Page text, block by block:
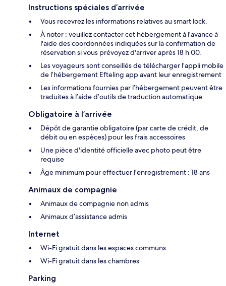
Instructions spéciales d’arrivée
Vous recevrez les informations relatives au smart lock.
À noter : veuillez contacter cet hébergement à l'avance à
l'aide des coordonnées indiquées sur la confirmation de
réservation si vous prévoyez d'arriver après 18 h 00.
Les voyageurs sont conseillés de télécharger l’appli mobile
de l’hébergement Efteling app avant leur enregistrement
Les informations fournies par l’hébergement peuvent être
traduites à l’aide d’outils de traduction automatique
Obligatoire à l’arrivée
Dépôt de garantie obligatoire (par carte de crédit, de
débit ou en espèces) pour les frais accessoires
Une pièce d'identité officielle avec photo peut être
requise
Âge minimum pour effectuer l'enregistrement : 18 ans
Animaux de compagnie
Animaux de compagnie non admis
Animaux d’assistance admis
Internet
Wi-Fi gratuit dans les espaces communs
Wi-Fi gratuit dans les chambres
Parking